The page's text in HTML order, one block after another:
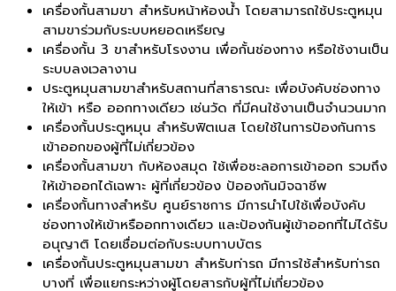
เครื่องกั้นสามขา สำหรับหน้าห้องน้ำ โดยสามารถใช้ประตูหมุน
สามขาร่วมกับระบบหยอดเหรียญ
เครื่องกั้น 3 ขาสำหรับโรงงาน เพื่อกั้นช่องทาง หรือใช้งานเป็น
ระบบลงเวลางาน
ประตูหมุนสามขาสำหรับสถานที่สาธารณะ เพื่อบังคับช่องทาง
ให้เข้า หรือ ออกทางเดียว เช่นวัด ที่มีคนใช้งานเป็นจำนวนมาก
เครื่องกั้นประตูหมุน สำหรับฟิตเนส โดยใช้ในการป้องกันการ
เข้าออกของผู้ที่ไม่เกี่ยวข้อง
เครื่องกั้นสามขา กับห้องสมุด ใช้เพื่อชะลอการเข้าออก รวมถึง
ให้เข้าออกได้เฉพาะ ผู้ที่เกี่ยวข้อง ป้อองกันมิจฉาชีพ
เครื่องกั้นทางสำหรับ ศูนย์ราชการ มีการนำไปใช้เพื่อบังคับ
ช่องทางให้เข้าหรืออกทางเดียว และป้องกันผู้เข้าออกที่ไม่ได้รับ
อนุญาติ โดยเชื่อมต่อกับระบบทาบบัตร
เครื่องกั้นประตูหมุนสามขา สำหรับท่ารถ มีการใช้สำหรับท่ารถ
บางที่ เพื่อแยกระหว่างผู้โดยสารกับผู้ที่ไม่เกี่ยวข้อง